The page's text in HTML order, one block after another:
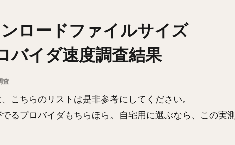
ロードファイルサイズ
バイダ速度調査結果
査
こちらのリストは是非参考にしてください。
るプロバイダもちらほら。自宅用に選ぶなら、この実測